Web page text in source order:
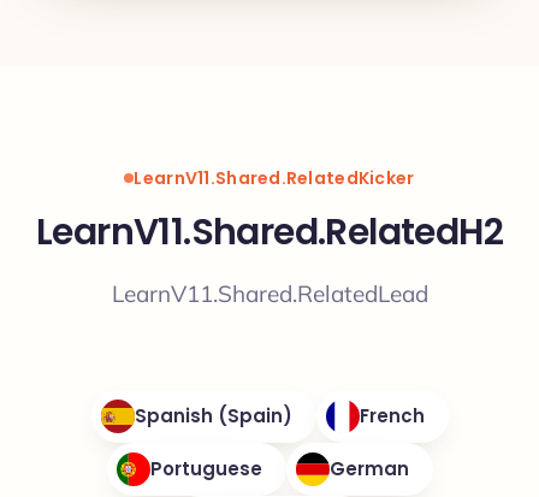
LearnV11.Shared.RelatedKicker
LearnV11.Shared.RelatedH2
LearnV11.Shared.RelatedLead
Spanish (Spain) French
Portuguese German